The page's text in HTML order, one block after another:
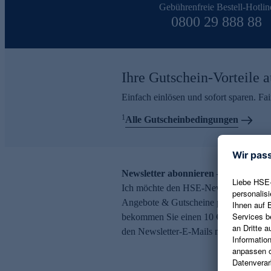
Gebührenfreie Bestell-
0800 29 888 88
Ihre Gutschein-Vorteile
Einfach einlösen und sofort sparen.
1Alle Gutscheinbedingungen
Newsletter abonnieren – 10 €
Ich möchte den HSE-Newsletter
Angebote & Gutscheine per E-Mail
bekommen Sie einen 10 € Gutschein.
den Newsletter-E-Mails möglich.